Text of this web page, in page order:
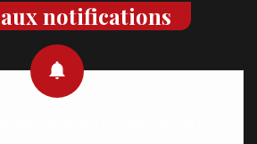
aux notifications